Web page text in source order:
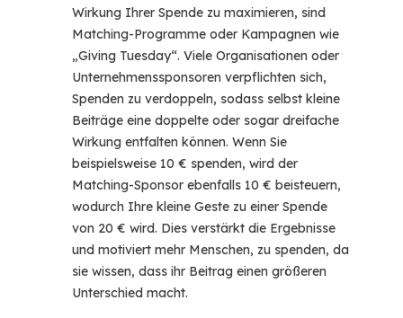
Wirkung Ihrer Spende zu maximieren, sind
Matching-Programme oder Kampagnen wie
„Giving Tuesday“. Viele Organisationen oder
Unternehmenssponsoren verpflichten sich,
Spenden zu verdoppeln, sodass selbst kleine
Beiträge eine doppelte oder sogar dreifache
Wirkung entfalten können. Wenn Sie
beispielsweise 10 € spenden, wird der
Matching-Sponsor ebenfalls 10 € beisteuern,
wodurch Ihre kleine Geste zu einer Spende
von 20 € wird. Dies verstärkt die Ergebnisse
und motiviert mehr Menschen, zu spenden, da
sie wissen, dass ihr Beitrag einen größeren
Unterschied macht.